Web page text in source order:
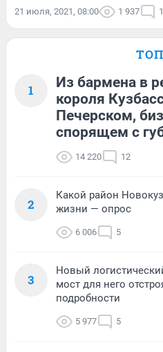
21 июля, 2021, 08:00 1 937 1
1
Из бармена в
короля
Печерском,
спорящем с
14 220 12
2
Какой район
жизни — опрос
6 006 5
3
Новый
мост для него
подробности
5 977 5